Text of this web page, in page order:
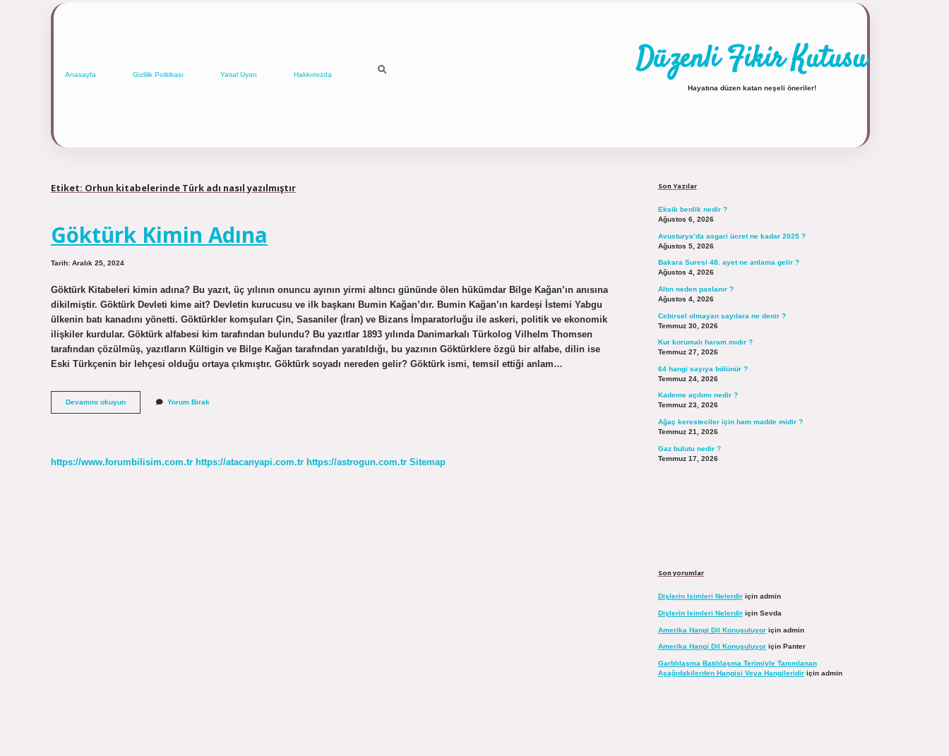
Anasayfa Gizlilik Politikası Yasal Uyarı Hakkımızda Düzenli Fikir Kutusu
Hayatına düzen katan neşeli öneriler!
Etiket: Orhun kitabelerinde Türk adı nasıl yazılmıştır
Göktürk Kimin Adına
Tarih: Aralık 25, 2024
Göktürk Kitabeleri kimin adına? Bu yazıt, üç yılının onuncu ayının yirmi altıncı gününde ölen hükümdar Bilge Kağan’ın anısına
dikilmiştir. Göktürk Devleti kime ait? Devletin kurucusu ve ilk başkanı Bumin Kağan’dır. Bumin Kağan’ın kardeşi İstemi Yabgu
ülkenin batı kanadını yönetti. Göktürkler komşuları Çin, Sasaniler (İran) ve Bizans İmparatorluğu ile askeri, politik ve ekonomik
ilişkiler kurdular. Göktürk alfabesi kim tarafından bulundu? Bu yazıtlar 1893 yılında Danimarkalı Türkolog Vilhelm Thomsen
tarafından çözülmüş, yazıtların Kültigin ve Bilge Kağan tarafından yaratıldığı, bu yazının Göktürklere özgü bir alfabe, dilin ise
Eski Türkçenin bir lehçesi olduğu ortaya çıkmıştır. Göktürk soyadı nereden gelir? Göktürk ismi, temsil ettiği anlam…
Devamını okuyunGöktürk
Kimin
Yorum Bırak
https://www.forumbilisim.com.tr https://atacanyapi.com.tr https://astrogun.com.tr Sitemap
Son Yazılar
Eksik benlik nedir ?
Ağustos 6, 2026
Avusturya’da asgari ücret ne kadar 2025 ?
Ağustos 5, 2026
Bakara Suresi 48. ayet ne anlama gelir ?
Ağustos 4, 2026
Altın neden paslanır ?
Ağustos 4, 2026
Cebirsel olmayan sayılara ne denir ?
Temmuz 30, 2026
Kur korumalı haram mıdır ?
Temmuz 27, 2026
64 hangi sayıya bölünür ?
Temmuz 24, 2026
Kademe açılımı nedir ?
Temmuz 23, 2026
Ağaç keresteciler için ham madde midir ?
Temmuz 21, 2026
Gaz bulutu nedir ?
Temmuz 17, 2026
Son yorumlar
Dişlerin Isimleri Nelerdiriçin admin
Dişlerin Isimleri Nelerdiriçin Sevda
Amerika Hangi Dil Konuşuluyoriçin admin
Amerika Hangi Dil Konuşuluyoriçin Panter
Garblılaşma Batılılaşma Terimiyle Tanımlanan
Aşağıdakilerden Hangisi Veya Hangileridiriçin admin